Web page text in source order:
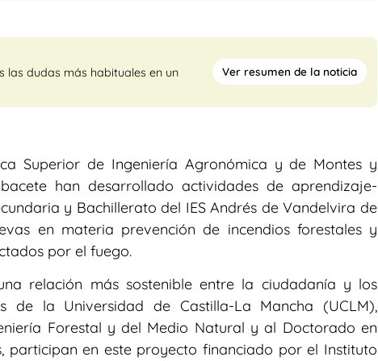
las dudas más habituales en un
Ver resumen de la noticia
Superior de Ingeniería Agronómica y de Montes y
han desarrollado actividades de aprendizaje-
y Bachillerato del IES Andrés de Vandelvira de
en materia prevención de incendios forestales y
por el fuego.
relación más sostenible entre la ciudadanía y los
de la Universidad de Castilla-La Mancha (UCLM),
Forestal y del Medio Natural y al Doctorado en
participan en este proyecto financiado por el Instituto